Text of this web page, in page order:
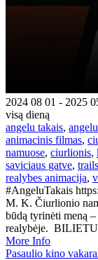
2024 08 01 - 2025
visą dieną
angelu takais,
animacinis filmas,
namuose, ciurlionis,
saviciaus gatve,
realybes animacija,
#AngeluTakais
M. K. Čiurlionio
būdą tyrinėti meną
realybėje.
More Info
Pasaulio kino